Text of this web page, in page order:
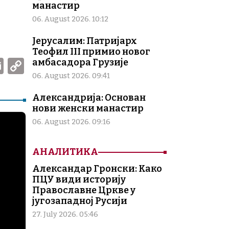
E
ai
l
C
o
p
y
Li
n
манастир
06. August 2026. 10:12
Јерусалим: Патријарх
Теофил III примио новог
амбасадора Грузије
06. August 2026. 09:41
Александрија: Основан
нови женски манастир
06. August 2026. 09:16
АНАЛИТИКА
Александар Гронски: Како
ПЦУ види историју
Православне Цркве у
југозападној Русији
27. July 2026. 05:46